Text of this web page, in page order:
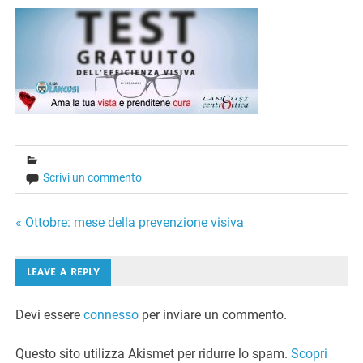
Scrivi un commento
Navigazione
articoli
« Ottobre: mese della prevenzione visiva
LEAVE A REPLY
Devi essereconnesso per inviare un commento.
Questo sito utilizza Akismet per ridurre lo spam.Scopri